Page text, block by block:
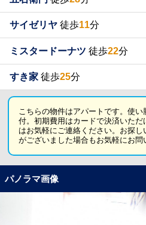
サイゼリヤ 徒歩11分
ミスタードーナツ 徒歩22分
すき家 徒歩25分
こちらの物件はアパートです。使
付。初期費用はカードで決済いた
はお気軽にご連絡ください。お探
がございました場合もお気軽にお問
パノラマ画像